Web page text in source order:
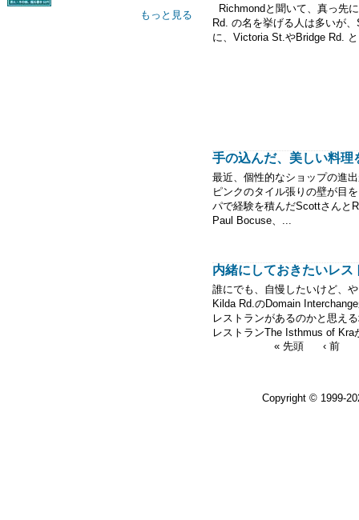
もっと見る
Richmondと聞いて、真っ先
Rd. の名を挙げる人は多いが
に、Victoria St.やBridge Rd.
手の込んだ、美しい料
最近、個性的なショップの進
ピンクのタイル張りの壁が目
パで経験を積んだScottさんと
Paul Bocuse、...
内緒にしておきたいレ
誰にでも、自慢したいけど、
Kilda Rd.のDomain
レストランがあるのかと思え
レストランThe Isthmus of Kra
« 先頭
‹ 前
Copyright © 1999-